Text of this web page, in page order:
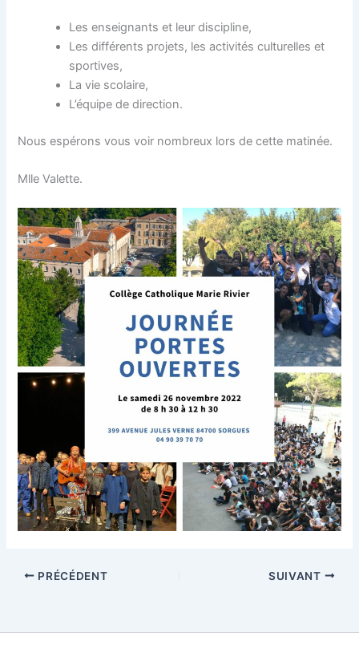
Les enseignants et leur discipline,
Les différents projets, les activités culturelles et
sportives,
La vie scolaire,
L’équipe de direction.
Nous espérons vous voir nombreux lors de cette matinée.
Mlle Valette.
PRÉCÉDENT SUIVANT